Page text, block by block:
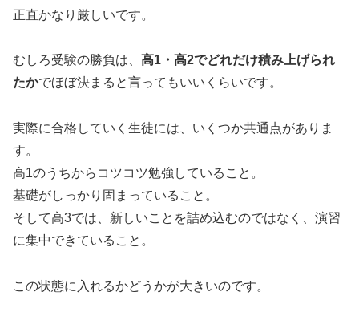
正直かなり厳しいです。
むしろ受験の勝負は、 高1・高2でどれだけ積み上げられ
たかでほぼ決まると言ってもいいくらいです。
実際に合格していく生徒には、いくつか共通点がありま
す。
高1のうちからコツコツ勉強していること。
基礎がしっかり固まっていること。
そして高3では、新しいことを詰め込むのではなく、演習
に集中できていること。
この状態に入れるかどうかが大きいのです。